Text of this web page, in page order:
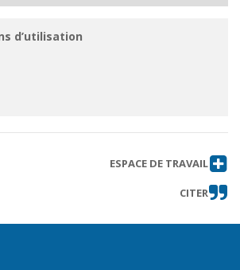
d’utilisation
ESPACE DE TRAVAIL
CITER